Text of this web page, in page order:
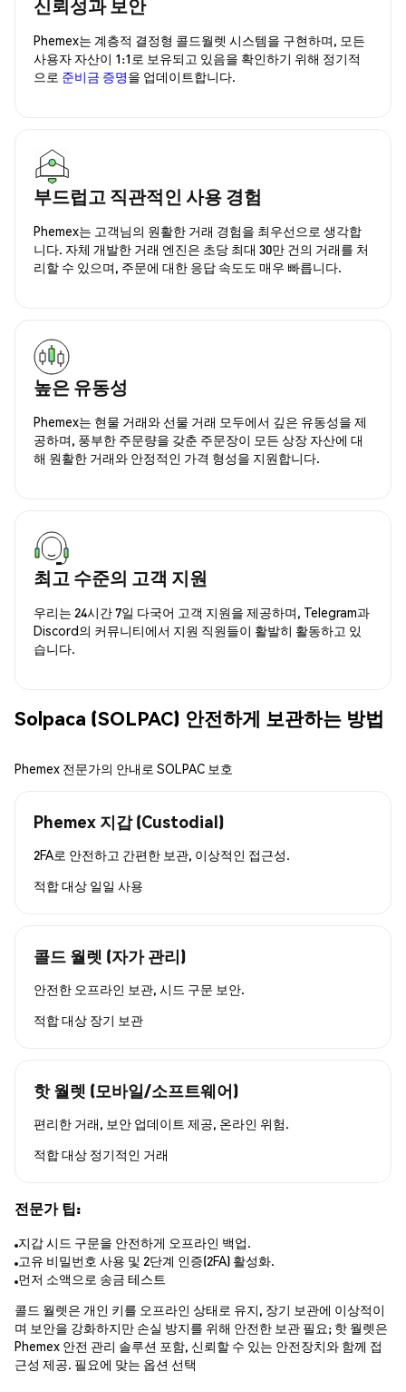
신뢰성과 보안
Phemex는 계층적 결정형 콜드월렛 시스템을 구현하며, 모든
사용자 자산이 1:1로 보유되고 있음을 확인하기 위해 정기적
으로 준비금 증명을 업데이트합니다.
부드럽고 직관적인 사용 경험
Phemex는 고객님의 원활한 거래 경험을 최우선으로 생각합
니다. 자체 개발한 거래 엔진은 초당 최대 30만 건의 거래를 처
리할 수 있으며, 주문에 대한 응답 속도도 매우 빠릅니다.
높은 유동성
Phemex는 현물 거래와 선물 거래 모두에서 깊은 유동성을 제
공하며, 풍부한 주문량을 갖춘 주문장이 모든 상장 자산에 대
해 원활한 거래와 안정적인 가격 형성을 지원합니다.
최고 수준의 고객 지원
우리는 24시간 7일 다국어 고객 지원을 제공하며, Telegram과
Discord의 커뮤니티에서 지원 직원들이 활발히 활동하고 있
습니다.
Solpaca (SOLPAC) 안전하게 보관하는 방법
Phemex 전문가의 안내로 SOLPAC 보호
Phemex 지갑 (Custodial)
2FA로 안전하고 간편한 보관, 이상적인 접근성.
적합 대상 일일 사용
콜드 월렛 (자가 관리)
안전한 오프라인 보관, 시드 구문 보안.
적합 대상 장기 보관
핫 월렛 (모바일/소프트웨어)
편리한 거래, 보안 업데이트 제공, 온라인 위험.
적합 대상 정기적인 거래
전문가 팁:
지갑 시드 구문을 안전하게 오프라인 백업.
고유 비밀번호 사용 및 2단계 인증(2FA) 활성화.
먼저 소액으로 송금 테스트
콜드 월렛은 개인 키를 오프라인 상태로 유지, 장기 보관에 이상적이
며 보안을 강화하지만 손실 방지를 위해 안전한 보관 필요; 핫 월렛은
Phemex 안전 관리 솔루션 포함, 신뢰할 수 있는 안전장치와 함께 접
근성 제공. 필요에 맞는 옵션 선택